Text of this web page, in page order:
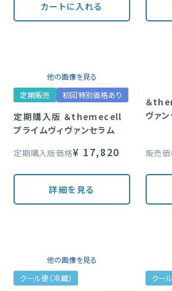
カートに入れる
他の画像を見る
定期販売
初回特別価格あり
定期購入版 ＆themecell
プライムヴィヴァンセラム
定期購入版価格¥ 17,820
詳細を見る
＆
ヴァ
販売
他の画像を見る
クール便（冷蔵）
クー